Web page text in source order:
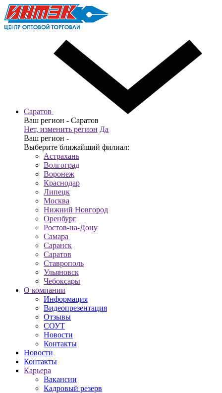
Саратов
Ваш регион - Саратов
Нет, изменить регион Да
Ваш регион -
Выберите ближайший филиал:
Астрахань
Волгоград
Воронеж
Краснодар
Липецк
Москва
Нижний Новгород
Оренбург
Ростов-на-Дону
Самара
Саранск
Саратов
Ставрополь
Ульяновск
Чебоксары
О компании
Информация
Видеопрезентация
Отзывы
СОУТ
Новости
Контакты
Новости
Контакты
Карьера
Вакансии
Кадровый резерв